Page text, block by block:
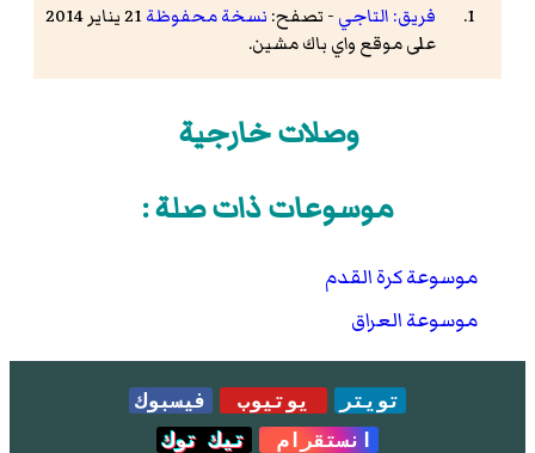
فريق: التاجي - تصفح: نسخة محفوظة
21 يناير 2014
على موقع واي باك مشين.
وصلات خارجية
موسوعات ذات صلة :
موسوعة كرة القدم
موسوعة العراق
تويتر يوتيوب
فيسبوك
انستقرام
تيك توك